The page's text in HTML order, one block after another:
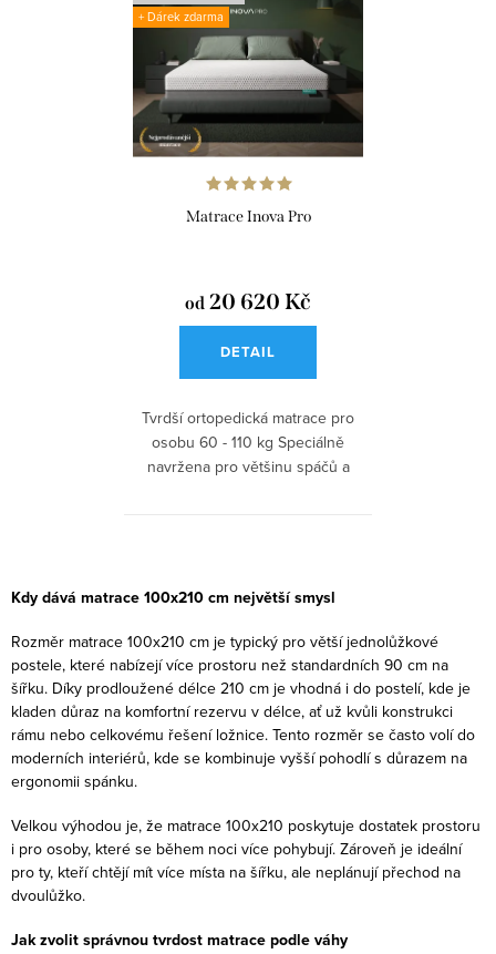
+ Dárek zdarma
Matrace Inova Pro
od 20 620 Kč
DETAIL
Tvrdší ortopedická matrace pro
osobu 60 - 110 kg Speciálně
navržena pro většinu spáčů a
v
á
d
a
c
í
p
r
v
k
y
v
Kdy dává matrace 100x210 cm největší smysl
Rozměr matrace 100x210 cm je typický pro větší jednolůžkové
postele, které nabízejí více prostoru než standardních 90 cm na
šířku. Díky prodloužené délce 210 cm je vhodná i do postelí, kde je
kladen důraz na komfortní rezervu v délce, ať už kvůli konstrukci
rámu nebo celkovému řešení ložnice. Tento rozměr se často volí do
moderních interiérů, kde se kombinuje vyšší pohodlí s důrazem na
ergonomii spánku.
Velkou výhodou je, že matrace 100x210 poskytuje dostatek prostoru
i pro osoby, které se během noci více pohybují. Zároveň je ideální
pro ty, kteří chtějí mít více místa na šířku, ale neplánují přechod na
dvoulůžko.
Jak zvolit správnou tvrdost matrace podle váhy